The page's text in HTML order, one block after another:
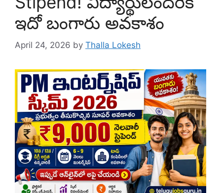
ఇదో బంగారు అవకాశం
April 24, 2026 by Thalla Lokesh